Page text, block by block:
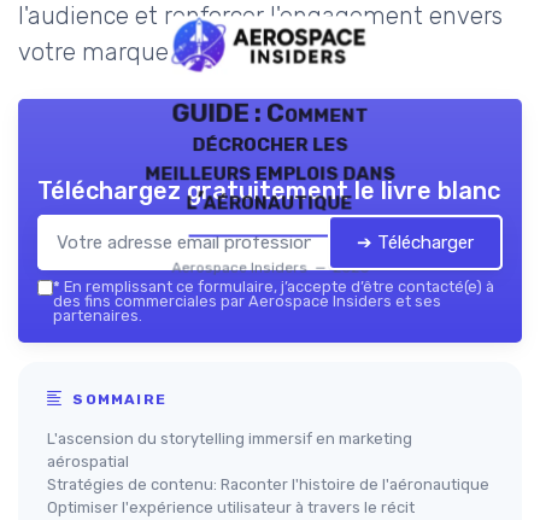
l'audience et renforcer l'engagement envers
votre marque.
GUIDE : Comment
décrocher les
meilleurs emplois dans
l’aéronautique
Aerospace Insiders — 2026
Téléchargez gratuitement le livre blanc
➔ Télécharger
* En remplissant ce formulaire, j’accepte d’être contacté(e) à
des fins commerciales par Aerospace Insiders et ses
partenaires.
SOMMAIRE
L'ascension du storytelling immersif en marketing
aérospatial
Stratégies de contenu: Raconter l'histoire de l'aéronautique
Optimiser l'expérience utilisateur à travers le récit